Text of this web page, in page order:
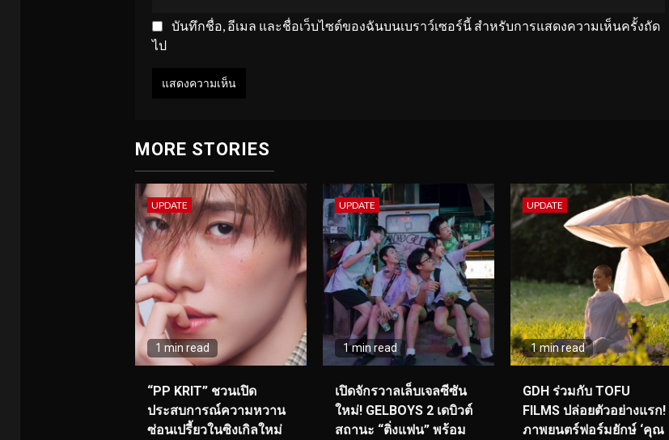
บันทึกชื่อ, อีเมล และชื่อเว็บไซต์ของฉันบนเบราว์เซอร์นี้ สำหรับการแสดงความเห็นครั้งถัด
ไป
MORE STORIES
UPDATE
1 min read
“PP KRIT” ชวนเปิด
ประสบการณ์ความหวาน
ซ่อนเปรี้ยวในซิงเกิลใหม่
UPDATE
1 min read
เปิดจักรวาลเล็บเจลซีซัน
ใหม่! GELBOYS 2 เดบิวต์
สถานะ “ติ่งแฟน” พร้อม
UPDATE
1 min read
GDH ร่วมกับ TOFU
FILMS ปล่อยตัวอย่างแรก!
ภาพยนตร์ฟอร์มยักษ์ ‘คุณ